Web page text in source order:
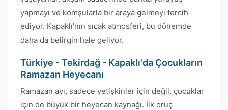
yapmayı ve komşularla bir araya gelmeyi tercih
ediyor. Kapaklı’nın sıcak atmosferi, bu dönemde
daha da belirgin hale geliyor.
Türkiye - Tekirdağ - Kapaklı'da Çocukların
Ramazan Heyecanı
Ramazan ayı, sadece yetişkinler için değil, çocuklar
için de büyük bir heyecan kaynağı. İlk oruç